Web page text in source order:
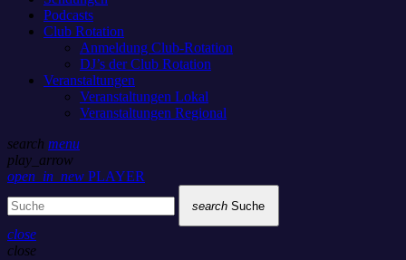
Podcasts
Club Rotation
Anmeldung Club-Rotation
DJ’s der Club Rotation
Veranstaltungen
Veranstaltungen Lokal
Veranstaltungen Regional
search menu
play_arrow
open_in_new PLAYER
search Suche
close
close